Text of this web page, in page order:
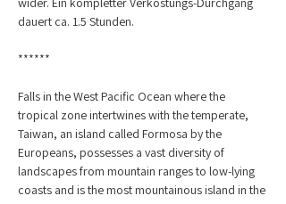
dauert ca. 1.5 Stunden.
******
Falls in the West Pacific Ocean where the
tropical zone intertwines with the temperate,
Taiwan, an island called Formosa by the
Europeans, possesses a vast diversity of
landscapes from mountain ranges to low-lying
coasts and is the most mountainous island in the